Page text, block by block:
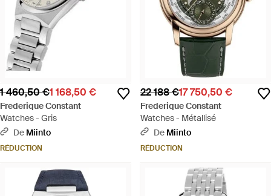
1 460,50 €1 168,50 €
Frederique Constant
Watches - Gris
De Miinto
RÉDUCTION
22 188 €17 750,50 €
Frederique Constant
Watches - Métallisé
De Miinto
RÉDUCTION